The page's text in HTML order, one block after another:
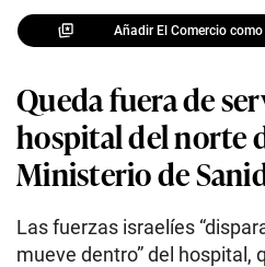
Añadir El Comercio
Queda fuera de
hospital del norte
Ministerio de
Las fuerzas israelíes
mueve dentro” del hospital,